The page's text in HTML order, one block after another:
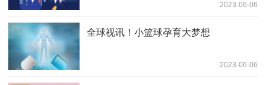
2023-06-06
全球视讯！小篮球孕育大梦想
2023-06-06